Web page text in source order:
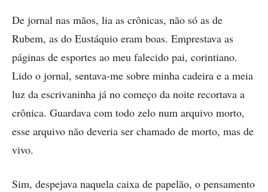
De jornal nas mãos, lia as crônicas, não só as de
Rubem, as do Eustáquio eram boas. Emprestava as
páginas de esportes ao meu falecido pai, corintiano.
Lido o jornal, sentava-me sobre minha cadeira e a meia
luz da escrivaninha já no começo da noite recortava a
crônica. Guardava com todo zelo num arquivo morto,
esse arquivo não deveria ser chamado de morto, mas de
vivo.
Sim, despejava naquela caixa de papelão, o pensamento